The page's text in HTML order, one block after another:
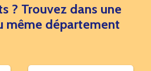
? Trouvez dans une
même département